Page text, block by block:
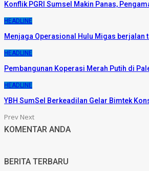
Konflik PGRI Sumsel Makin Panas,
HEADLINE
Menjaga Operasional Hulu Migas berjalan
HEADLINE
Pembangunan Koperasi Merah Putih di
HEADLINE
YBH SumSel Berkeadilan Gelar Bimtek
Prev Next
KOMENTAR ANDA
BERITA TERBARU